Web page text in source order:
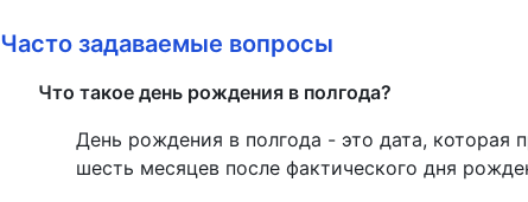
Часто задаваемые вопросы
Что такое день рождения в полгода?
День рождения в полгода - это дата, которая
шесть месяцев после фактического дня